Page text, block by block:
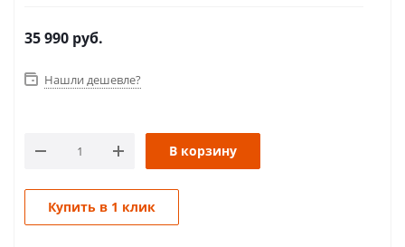
35 990 руб.
Нашли дешевле?
В корзину
Купить в 1 клик